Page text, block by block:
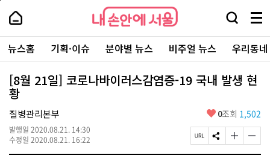
본
로
가
내
손
안
에
서
울
-
서
울
시
대
표
소
통
내
손
에
울
검
창
열
기
메
뉴
전
체
보
기
주
요
서
뉴스홈 기획·이슈 분야별 뉴스 비주얼 뉴스 우리동
[8월 21일] 코로나바이러스감염증-19 국내 발생 현
황
질병관리본부
발행일 2020.08.21. 14:30
수정일 2020.08.21. 16:22
좋
요
0조회 1,502
페
이
S
N
글
자
글
자
페
상
단
로